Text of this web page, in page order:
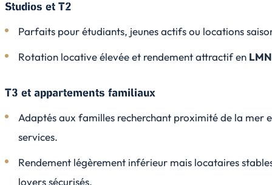
Studios et T2
Parfaits pour étudiants, jeunes actifs ou locations
Rotation locative élevée et rendement attractif en
T3 et appartements familiaux
Adaptés aux familles recherchant proximité de la mer
services.
Rendement légèrement inférieur mais locataires
loyers sécurisés.